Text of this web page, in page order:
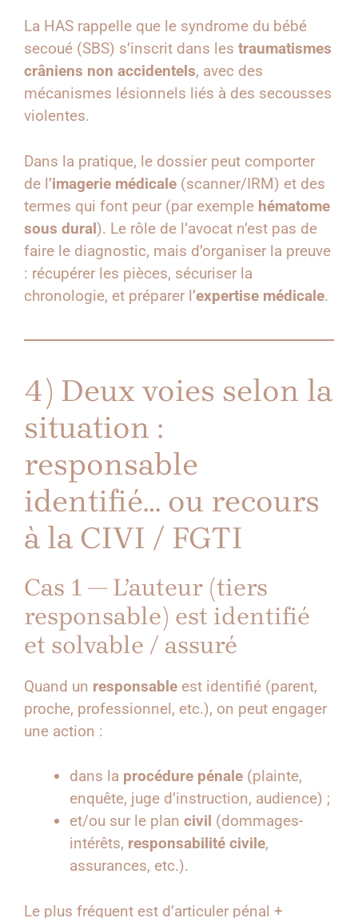
La HAS rappelle que le syndrome du bébé
secoué (SBS) s’inscrit dans les traumatismes
crâniens non accidentels, avec des
mécanismes lésionnels liés à des secousses
violentes.
Dans la pratique, le dossier peut comporter
de l’imagerie médicale (scanner/IRM) et des
termes qui font peur (par exemple hématome
sous dural). Le rôle de l’avocat n’est pas de
faire le diagnostic, mais d’organiser la preuve
: récupérer les pièces, sécuriser la
chronologie, et préparer l’expertise médicale.
4) Deux voies selon la
situation :
responsable
identifié… ou recours
à la CIVI / FGTI
Cas 1 — L’auteur (tiers
responsable) est identifié
et solvable / assuré
Quand un responsable est identifié (parent,
proche, professionnel, etc.), on peut engager
une action :
dans la procédure pénale (plainte,
enquête, juge d’instruction, audience) ;
et/ou sur le plan civil (dommages-
intérêts, responsabilité civile,
assurances, etc.).
Le plus fréquent est d’articuler pénal +